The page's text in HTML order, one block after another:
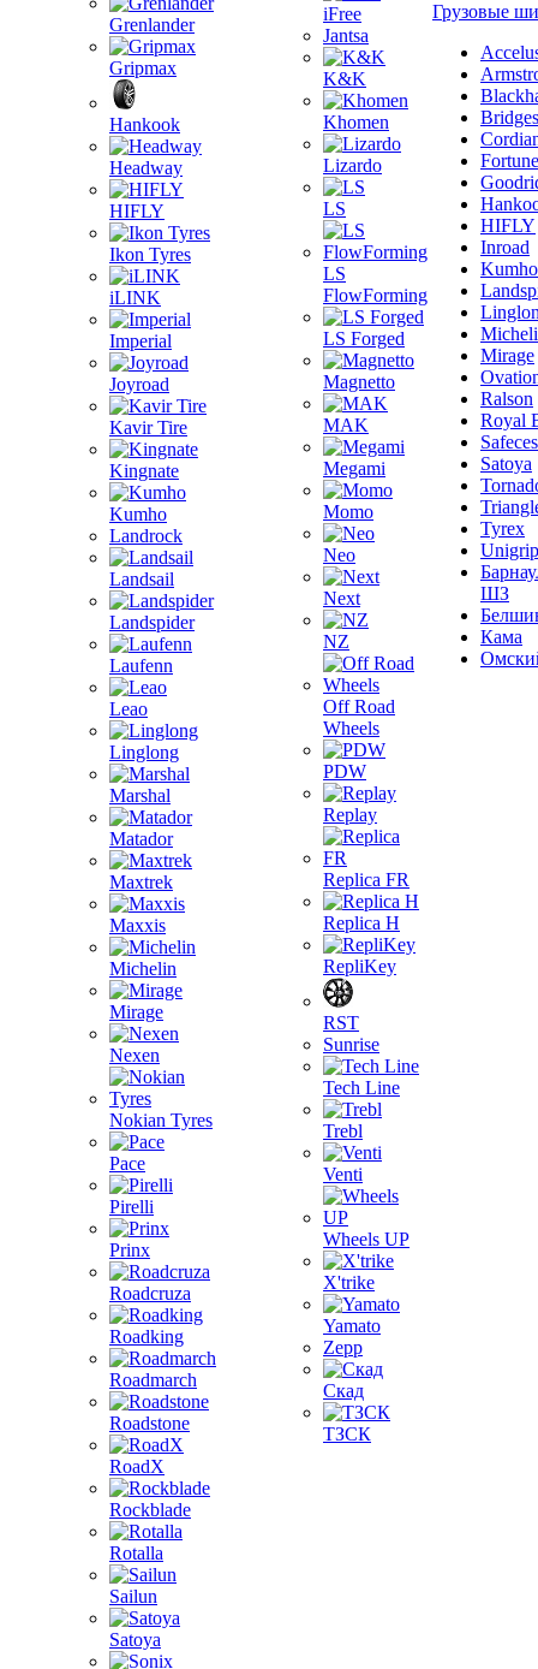
Grenlander
Gripmax
Hankook
Headway
HIFLY
Ikon Tyres
iLINK
Imperial
Joyroad
Kavir Tire
Kingnate
Kumho
Landrock
Landsail
Landspider
Laufenn
Leao
Linglong
Marshal
Matador
Maxtrek
Maxxis
Michelin
Mirage
Nexen
Nokian Tyres
Pace
Pirelli
Prinx
Roadcruza
Roadking
Roadmarch
Roadstone
RoadX
Rockblade
Rotalla
Sailun
Satoya
iFree
Jantsa
K&K
Khomen
Lizardo
LS
LS
FlowForming
LS Forged
Magnetto
MAK
Megami
Momo
Neo
Next
NZ
Off Road
Wheels
PDW
Replay
Replica FR
Replica H
RepliKey
RST
Sunrise
Tech Line
Trebl
Venti
Wheels UP
X'trike
Yamato
Zepp
Скад
ТЗСК
Грузовые
Fortune
HIFLY
Inroad
Kumho
Mirage
Ralson
Royal
Satoya
Tyrex
Unigrip
ШЗ
Кама